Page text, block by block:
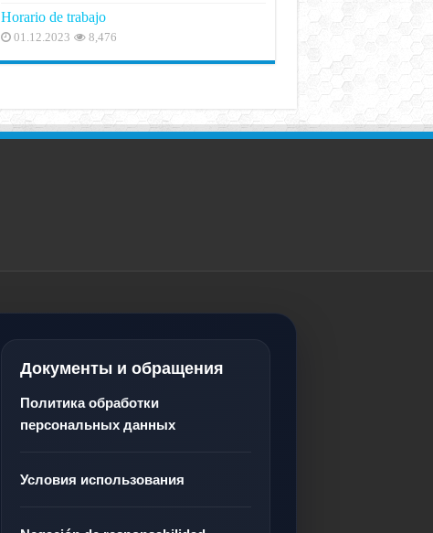
Horario de trabajo
01.12.2023 8,476
Документы и обращения
Политика обработки
персональных данных
Условия использования